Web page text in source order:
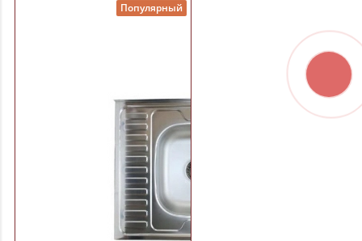
Популярный